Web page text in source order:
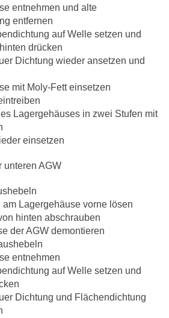
entnehmen und alte
entfernen
auf Welle setzen und
drücken
Dichtung wieder ansetzen und
mit Moly-Fett einsetzen
Lagergehäuses in zwei Stufen mit
einsetzen
unteren AGW
Lagergehäuse vorne lösen
hinten abschrauben
der AGW demontieren
entnehmen
auf Welle setzen und
Dichtung und Flächendichtung